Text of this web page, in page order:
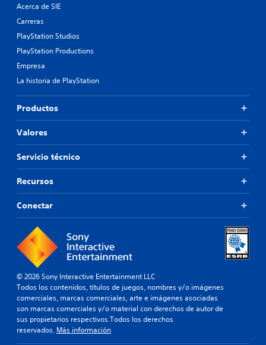
Acerca de SIE
Carreras
PlayStation Studios
PlayStation Productions
Empresa
La historia de PlayStation
Productos
Valores
Servicio técnico
Recursos
Conectar
© 2026 Sony Interactive Entertainment LLC
Todos los contenidos, títulos de juegos, nombres y/o imágenes
comerciales, marcas comerciales, arte e imágenes asociadas
son marcas comerciales y/o material con derechos de autor de
sus propietarios respectivos.Todos los derechos
reservados. Más información